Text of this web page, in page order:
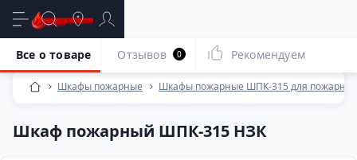
Шкафы пожарные Шкафы пожарные ШПК-315 для
Шкаф пожарный ШПК-315 НЗК
Все о товаре Отзывов 0 Рекомендуем